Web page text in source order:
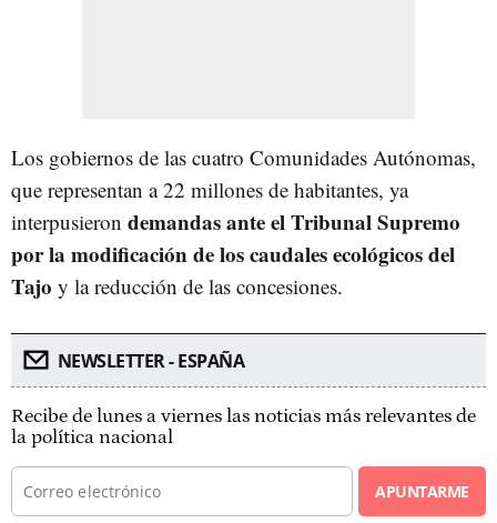
Los gobiernos de las cuatro Comunidades Autónomas,
que representan a 22 millones de habitantes, ya
interpusieron demandas ante el Tribunal Supremo
por la modificación de los caudales ecológicos del
Tajo y la reducción de las concesiones.
NEWSLETTER - ESPAÑA
Recibe de lunes a viernes las noticias más relevantes de
la política nacional
APUNTARME